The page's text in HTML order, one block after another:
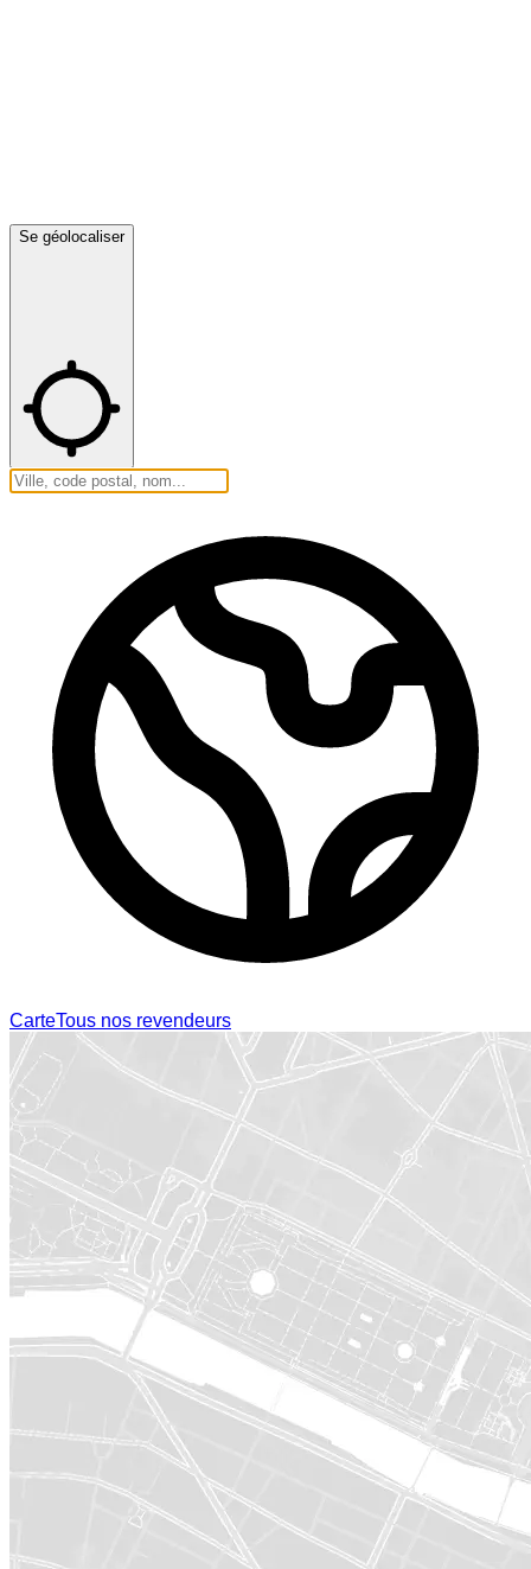
Se géolocaliser
CarteTous nos revendeurs